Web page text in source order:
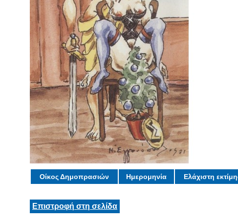
Οίκος Δημοπρασιών Ημερομηνία Ελάχιστη
Επιστροφή στη σελίδα